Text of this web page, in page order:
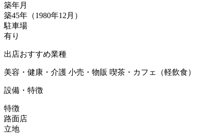
築年月
築45年（1980年12月）
駐車場
有り
出店おすすめ業種
美容・健康・介護 小売・物販 喫茶・カフェ（軽飲食）
設備・特徴
特徴
路面店
立地